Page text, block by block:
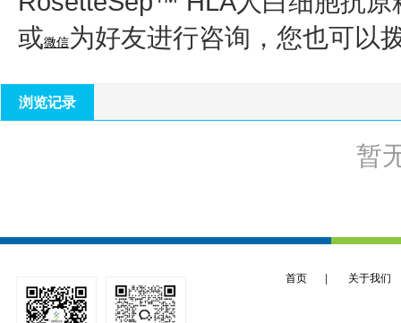
或微信为好友进行咨询，您也可以
浏览记录
暂
首页 关于我们